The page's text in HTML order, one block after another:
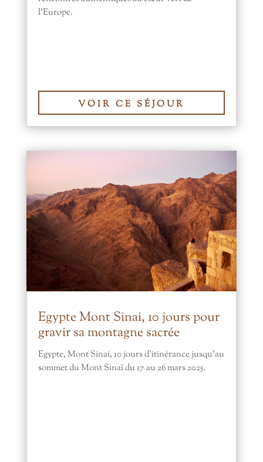
l’Europe.
VOIR CE SÉJOUR
Egypte Mont Sinai, 10 jours pour
gravir sa montagne sacrée
Egypte, Mont Sinai, 10 jours d’itinérance jusqu’au
sommet du Mont Sinaï du 17 au 26 mars 2025.